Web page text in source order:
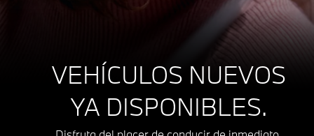
VEHÍCULOS NUEVOS
YA DISPONIBLES.